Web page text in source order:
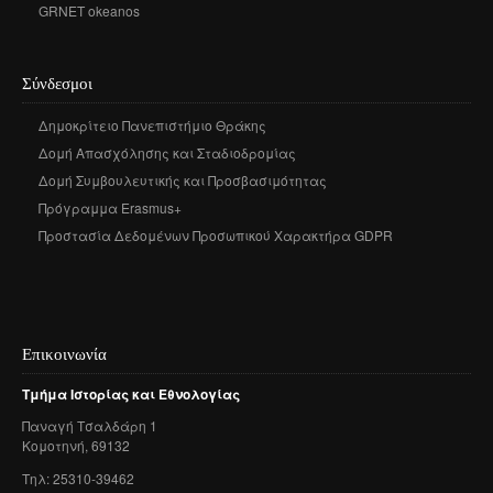
GRNET okeanos
Σύνδεσμοι
Δημοκρίτειο Πανεπιστήμιο Θράκης
Δομή Απασχόλησης και Σταδιοδρομίας
Δομή Συμβουλευτικής και Προσβασιμότητας
Πρόγραμμα Erasmus+
Προστασία Δεδομένων Προσωπικού Χαρακτήρα GDPR
Επικοινωνία
ΤμήμαΙστορίαςκαι Εθνολογίας
Παναγή Τσαλδάρη 1
Κομοτηνή, 69132
Τηλ: 25310-39462